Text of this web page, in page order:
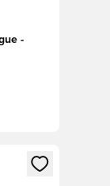
-
eller tilmelde dig